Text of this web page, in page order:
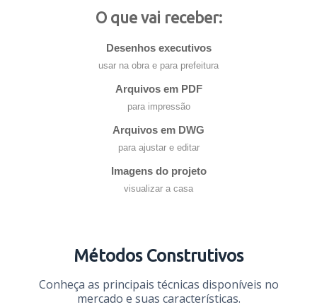
O que vai receber:
Desenhos executivos
usar na obra e para prefeitura
Arquivos em PDF
para impressão
Arquivos em DWG
para ajustar e editar
Imagens do projeto
visualizar a casa
Métodos Construtivos
Conheça as principais técnicas disponíveis no
mercado e suas características.